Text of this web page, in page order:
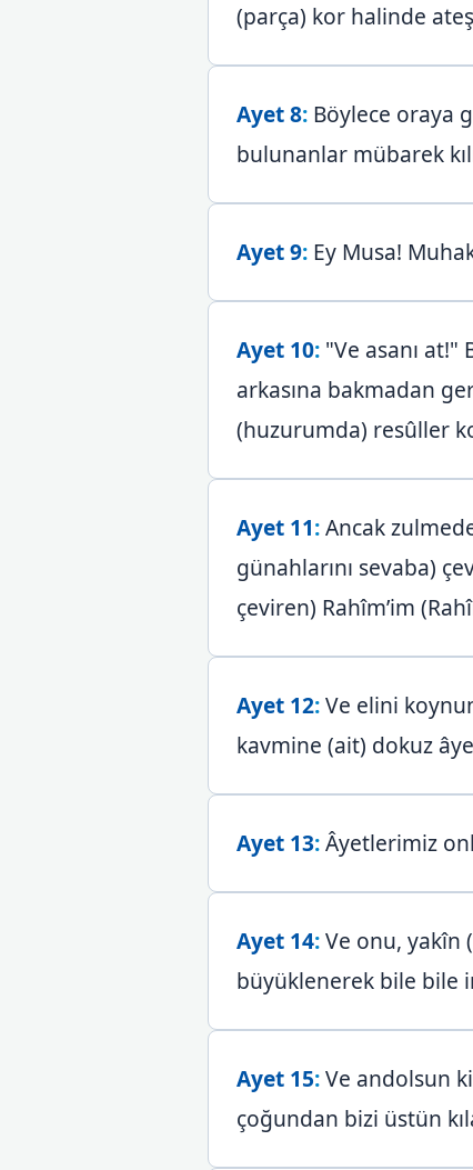
(parça) kor halinde
Ayet 8: Böylece oraya
bulunanlar mübarek
Ayet 9: Ey Musa!
Ayet 10: "Ve asanı at!"
arkasına bakmadan
(huzurumda) resûller
Ayet 11:Ancak
günahlarını sevaba)
çeviren) Rahîm’im
Ayet 12:Ve elini
kavmine (ait) dokuz
Ayet 13:Âyetlerimiz
Ayet 14:Ve onu, yakîn
büyüklenerek bile bile
Ayet 15:Ve andolsun
çoğundan bizi üstün